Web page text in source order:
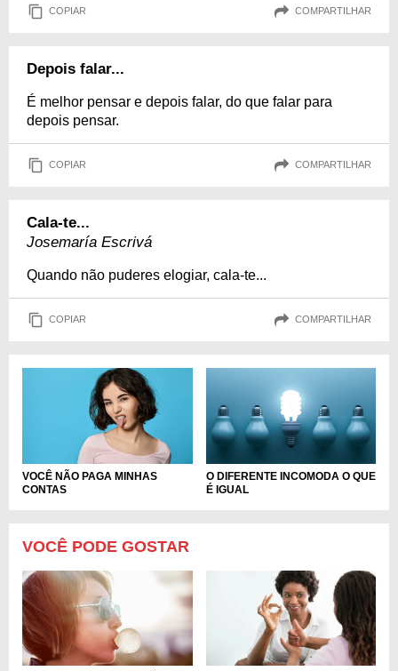
COPIAR COMPARTILHAR
Depois falar...
É melhor pensar e depois falar, do que falar para
depois pensar.
COPIAR COMPARTILHAR
Cala-te...
Josemaría Escrivá
Quando não puderes elogiar, cala-te...
COPIAR COMPARTILHAR
VOCÊ NÃO PAGA MINHAS
CONTAS
O DIFERENTE INCOMODA O QUE
É IGUAL
VOCÊ PODE GOSTAR